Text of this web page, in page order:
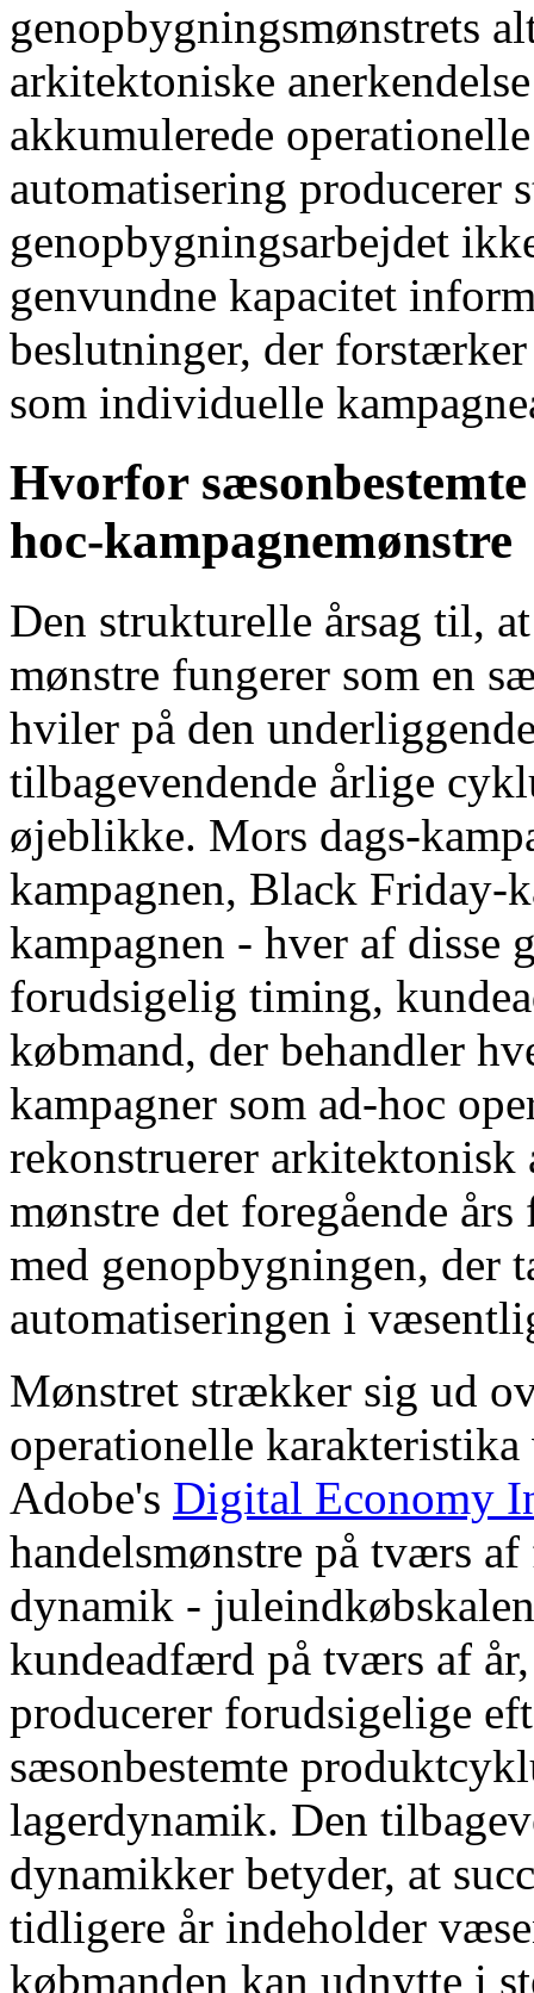
genopbygningsmønstrets
arkitektoniske
akkumulerede
automatisering producerer
genopbygningsarbejdet
genvundne kapacitet
beslutninger, der
som individuelle
Hvorfor
hoc-kampagnemønstre
Den strukturelle årsag til,
mønstre fungerer som en
hviler på den
tilbagevendende årlige
øjeblikke. Mors dags-
kampagnen, Black Friday-
kampagnen - hver af disse
forudsigelig timing,
købmand, der behandler
kampagner som ad-hoc
rekonstruerer
mønstre det foregående
med genopbygningen, der
automatiseringen i
Mønstret strækker sig ud
operationelle karakteristika
Adobe's Digital Economy
handelsmønstre på tværs
dynamik -
kundeadfærd på tværs af
producerer forudsigelige
sæsonbestemte
lagerdynamik. Den
dynamikker betyder, at
tidligere år indeholder
købmanden kan udnytte i